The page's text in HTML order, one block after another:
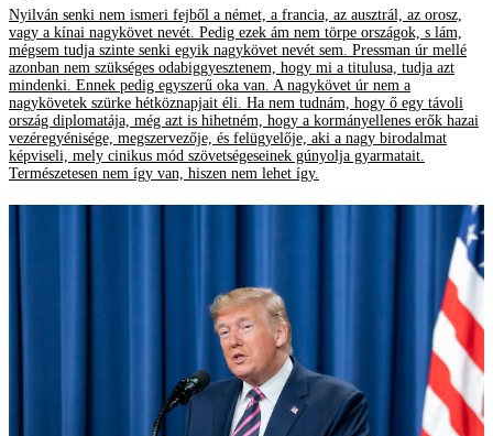
Nyilván senki nem ismeri fejből a német, a francia, az ausztrál, az orosz,
vagy a kínai nagykövet nevét. Pedig ezek ám nem törpe országok, s lám,
mégsem tudja szinte senki egyik nagykövet nevét sem. Pressman úr mellé
azonban nem szükséges odabiggyesztenem, hogy mi a titulusa, tudja azt
mindenki. Ennek pedig egyszerű oka van. A nagykövet úr nem a
nagykövetek szürke hétköznapjait éli. Ha nem tudnám, hogy ő egy távoli
ország diplomatája, még azt is hihetném, hogy a kormányellenes erők hazai
vezéregyénisége, megszervezője, és felügyelője, aki a nagy birodalmat
képviseli, mely cinikus mód szövetségeseinek gúnyolja gyarmatait.
Természetesen nem így van, hiszen nem lehet így.